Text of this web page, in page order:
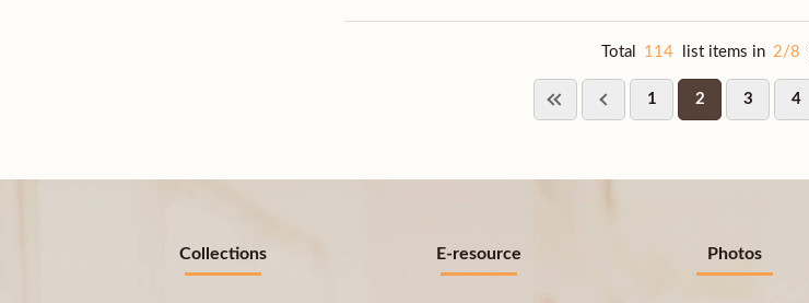
Total 114 list items in 2/8
1 2 3 4
Collections E-resource Photos